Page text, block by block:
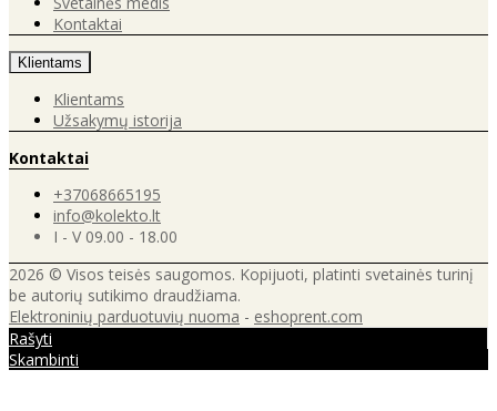
Kontaktai
Klientams
Klientams
Užsakymų istorija
Kontaktai
+37068665195
info@kolekto.lt
I - V 09.00 - 18.00
2026 © Visos teisės saugomos. Kopijuoti, platinti svetainės turinį
be autorių sutikimo draudžiama.
Elektroninių parduotuvių nuoma - eshoprent.com
Rašyti
Skambinti